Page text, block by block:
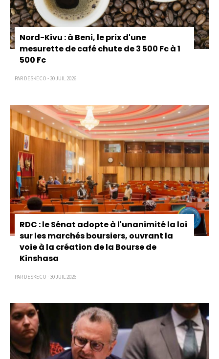
Nord-Kivu : à Beni, le prix d'une
mesurette de café chute de 3 500 Fc à 1
500 Fc
PAR DESKECO - 30 JUIL 2026
RDC : le Sénat adopte à l'unanimité la loi
sur les marchés boursiers, ouvrant la
voie à la création de la Bourse de
Kinshasa
PAR DESKECO - 30 JUIL 2026